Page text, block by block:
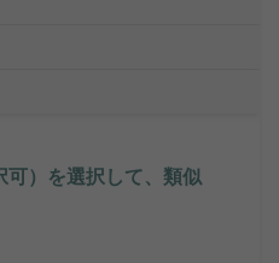
可）を選択して、類似